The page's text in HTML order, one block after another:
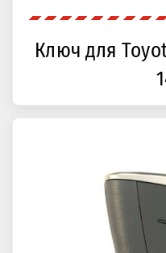
Ключ для